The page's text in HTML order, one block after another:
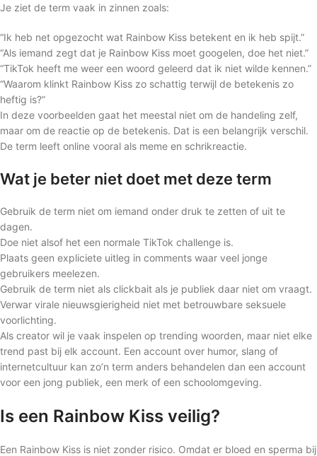
Je ziet de term vaak in zinnen zoals:
“Ik heb net opgezocht wat Rainbow Kiss betekent en ik heb spijt.”
“Als iemand zegt dat je Rainbow Kiss moet googelen, doe het niet.”
“TikTok heeft me weer een woord geleerd dat ik niet wilde kennen.”
“Waarom klinkt Rainbow Kiss zo schattig terwijl de betekenis zo
heftig is?”
In deze voorbeelden gaat het meestal niet om de handeling zelf,
maar om de reactie op de betekenis. Dat is een belangrijk verschil.
De term leeft online vooral als meme en schrikreactie.
Wat je beter niet doet met deze term
Gebruik de term niet om iemand onder druk te zetten of uit te
dagen.
Doe niet alsof het een normale TikTok challenge is.
Plaats geen expliciete uitleg in comments waar veel jonge
gebruikers meelezen.
Gebruik de term niet als clickbait als je publiek daar niet om vraagt.
Verwar virale nieuwsgierigheid niet met betrouwbare seksuele
voorlichting.
Als creator wil je vaak inspelen op trending woorden, maar niet elke
trend past bij elk account. Een account over humor, slang of
internetcultuur kan zo’n term anders behandelen dan een account
voor een jong publiek, een merk of een schoolomgeving.
Is een Rainbow Kiss veilig?
Een Rainbow Kiss is niet zonder risico. Omdat er bloed en sperma bij